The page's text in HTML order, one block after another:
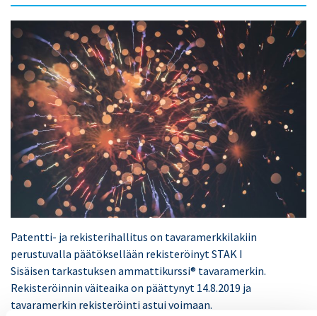
Patentti- ja rekisterihallitus on tavaramerkkilakiin
perustuvalla päätöksellään rekisteröinyt STAK I
Sisäisen tarkastuksen ammattikurssi® tavaramerkin.
Rekisteröinnin väiteaika on päättynyt 14.8.2019 ja
tavaramerkin rekisteröinti astui voimaan.